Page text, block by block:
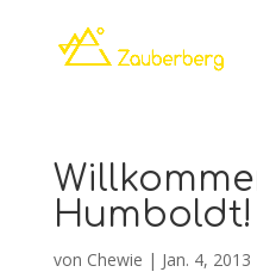
Humboldt!
von Chewie | Jan. 4, 2013